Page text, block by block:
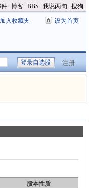
-博客-BBS -我说两句 -搜狗
加入收藏夹 设为首页
注册
股本性质